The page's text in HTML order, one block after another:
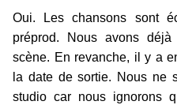
Oui. Les chansons sont
préprod. Nous avons
scène. En revanche, il y a
la date de sortie. Nous ne
studio car nous ignorons